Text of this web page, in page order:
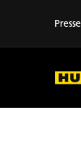
Presse